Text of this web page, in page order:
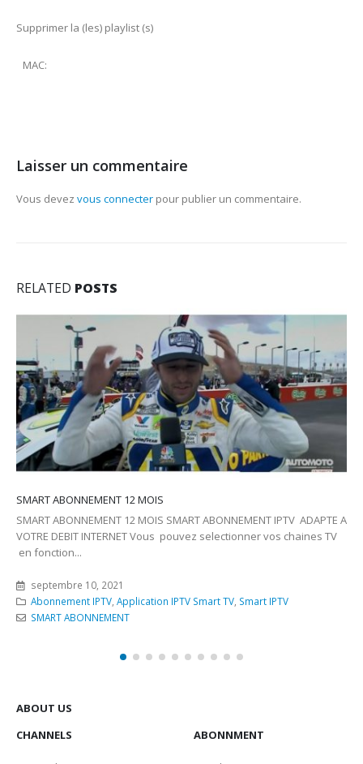
Supprimer la (les) playlist (s)
MAC:
Laisser un commentaire
Vous devez vous connecter pour publier un commentaire.
RELATED POSTS
INSTALLEZ L’APPLICATION SMART IPTV VIA USB SUR SMART TV
INSTALLEZ L'APPLICATION SMART IPTV VIA USB SUR SMART TV
septembre 11, 2021 Application IPTV Smart TV,Smart IPTV
INSTALLEZ L'APPLICATION SMART IPTV,Smart IPTV
ABOUT US
CHANNELS
Application IPTV Smart TV
Deplux IPTV
Application IPTV Android
Abonnment iptv 12 mois
Abonnment iptv 3 mois